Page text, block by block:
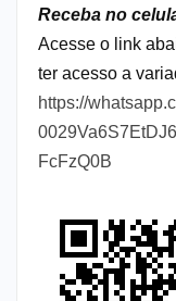
Receba no
Acesse o link
ter acesso a
https://
FcFzQ0B